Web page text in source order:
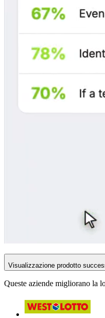
Visualizzazione prodotto
Queste aziende migliorano la